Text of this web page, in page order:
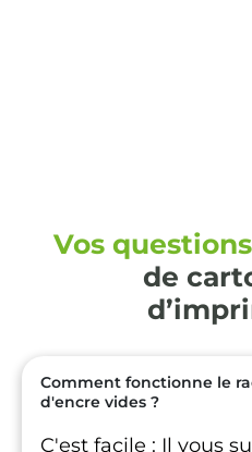
Vos questions
de
Comment fonctionne le
d'encre vides ?
C'est facile : Il vous